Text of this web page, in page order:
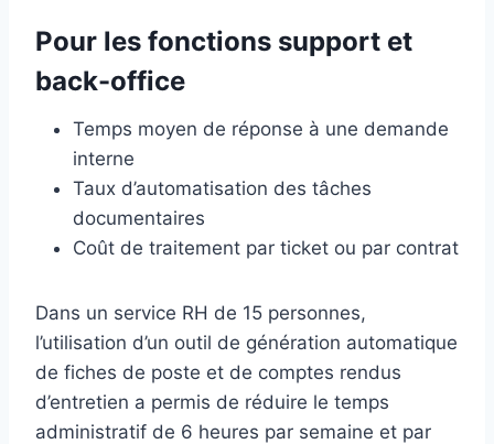
Pour les fonctions support et
back-office
Temps moyen de réponse à une demande
interne
Taux d’automatisation des tâches
documentaires
Coût de traitement par ticket ou par contrat
Dans un service RH de 15 personnes,
l’utilisation d’un outil de génération automatique
de fiches de poste et de comptes rendus
d’entretien a permis de réduire le temps
administratif de 6 heures par semaine et par